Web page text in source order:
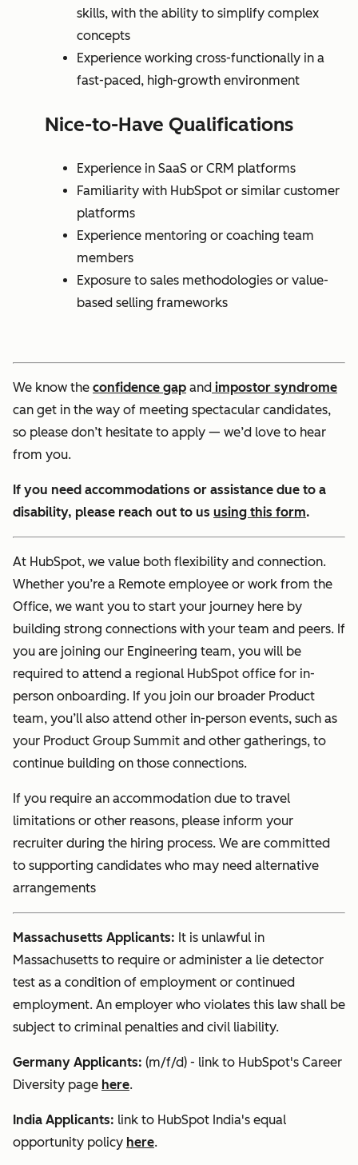
skills, with the ability to simplify complex
concepts
Experience working cross-functionally in a
fast-paced, high-growth environment
Nice-to-Have Qualifications
Experience in SaaS or CRM platforms
Familiarity with HubSpot or similar customer
platforms
Experience mentoring or coaching team
members
Exposure to sales methodologies or value-
based selling frameworks
We know the confidence gap and impostor syndrome
can get in the way of meeting spectacular candidates,
so please don’t hesitate to apply — we’d love to hear
from you.
If you need accommodations or assistance due to a
disability, please reach out to us using this form.
At HubSpot, we value both flexibility and connection.
Whether you’re a Remote employee or work from the
Office, we want you to start your journey here by
building strong connections with your team and peers. If
you are joining our Engineering team, you will be
required to attend a regional HubSpot office for in-
person onboarding. If you join our broader Product
team, you’ll also attend other in-person events, such as
your Product Group Summit and other gatherings, to
continue building on those connections.
If you require an accommodation due to travel
limitations or other reasons, please inform your
recruiter during the hiring process. We are committed
to supporting candidates who may need alternative
arrangements
Massachusetts Applicants: It is unlawful in
Massachusetts to require or administer a lie detector
test as a condition of employment or continued
employment. An employer who violates this law shall be
subject to criminal penalties and civil liability.
Germany Applicants: (m/f/d) - link to HubSpot's Career
Diversity page here.
India Applicants: link to HubSpot India's equal
opportunity policy here.